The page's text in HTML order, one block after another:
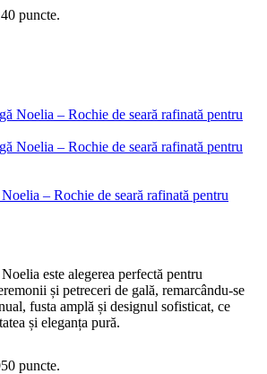
puncte.
– Rochie de seară rafinată pentru
este alegerea perfectă pentru
și petreceri de gală, remarcându-se
fusta amplă și designul sofisticat, ce
și eleganța pură.
puncte.